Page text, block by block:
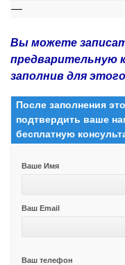
—
Вы можете
предварительную
заполнив для
После заполнения
подтвердить ваше
бесплатную
Ваше Имя
Ваш Email
Ваш телефон